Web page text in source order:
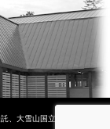
、大雪山国立公園に訪れ